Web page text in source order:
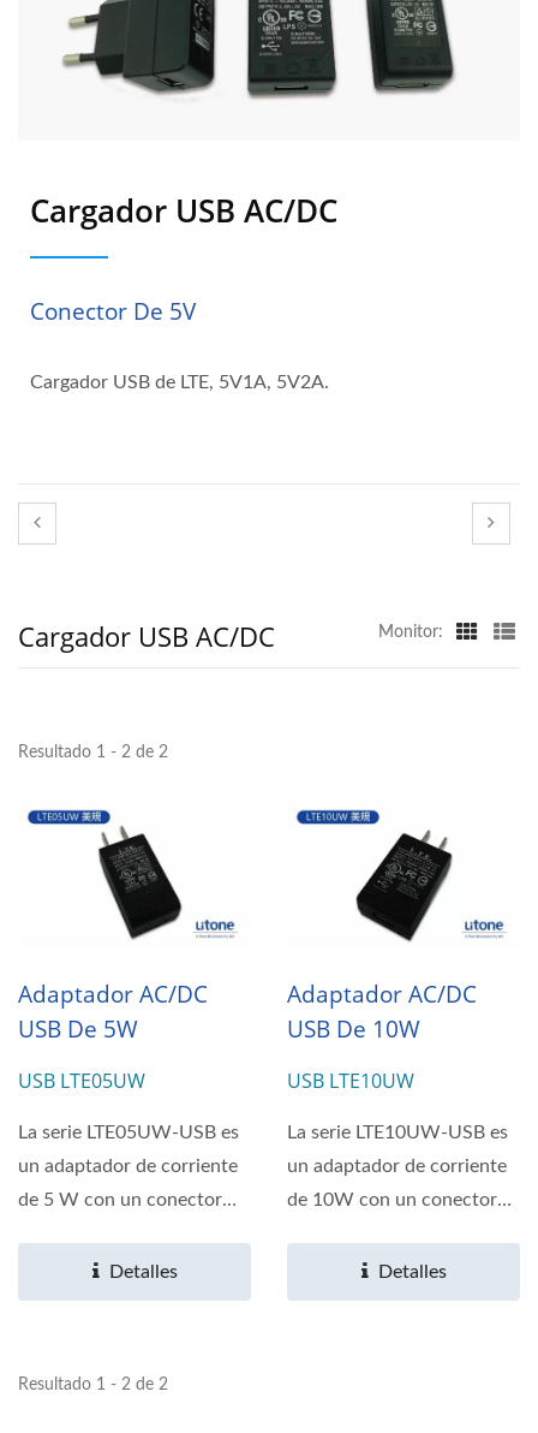
Cargador USB AC/DC
Conector De 5V
Cargador USB de LTE, 5V1A, 5V2A.
Cargador USB AC/DC Monitor:
Resultado 1 - 2 de 2
Adaptador AC/DC
USB De 5W
USB LTE05UW
La serie LTE05UW-USB es
un adaptador de corriente
de 5 W con un conector
Detalles
Adaptador AC/DC
USB De 10W
USB LTE10UW
La serie LTE10UW-USB es
un adaptador de corriente
de 10W con un conector
Detalles
Resultado 1 - 2 de 2